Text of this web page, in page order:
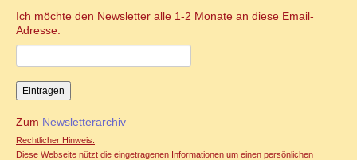
FAMILIENSTELLEN
Familienstellen und Sexualität
Familienstellen und Tantra
TANTRA
Ich möchte den Newsletter alle 1-2 Monate an diese Email-
Adresse:
Zum Newsletterarchiv
Rechtlicher Hinweis:
Diese Webseite nützt die eingetragenen Informationen um einen persönlichen